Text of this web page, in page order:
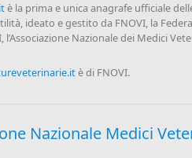
è la prima e unica anagrafe ufficiale
ideato e gestito da FNOVI, la
Nazionale dei Medici
è di FNOVI.
Nazionale Medici